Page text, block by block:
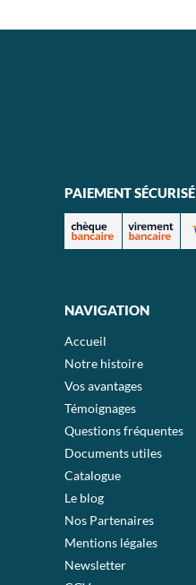
PAIEMENT SÉCURISÉ
NAVIGATION
Accueil
Notre histoire
Vos avantages
Témoignages
Questions fréquentes
Documents utiles
Catalogue
Le blog
Nos Partenaires
Mentions légales
Newsletter